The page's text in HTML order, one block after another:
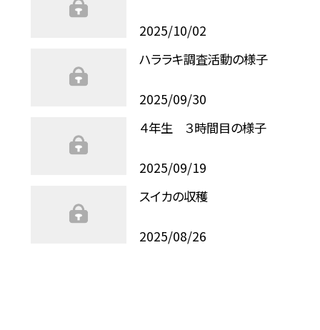
2025/10/02
ハララキ調査活動の様子
2025/09/30
４年生 ３時間目の様子
2025/09/19
スイカの収穫
2025/08/26